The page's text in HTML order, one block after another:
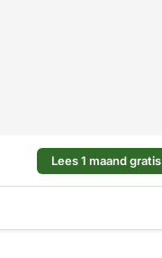
Lees 1 maand gratis